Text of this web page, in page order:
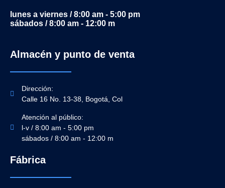
lunes a viernes / 8:00 am - 5:00 pm
sábados / 8:00 am - 12:00 m
Almacén y punto de venta
Dirección:
Calle 16 No. 13-38, Bogotá, Col
Atención al público:
l-v / 8:00 am - 5:00 pm
sábados / 8:00 am - 12:00 m
Fábrica